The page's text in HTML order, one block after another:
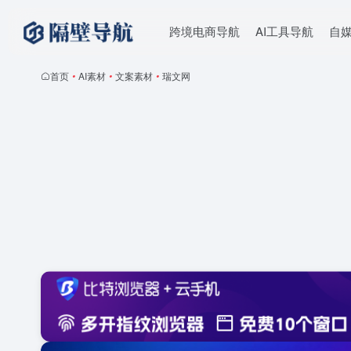
跨境电商导航 AI工具导航 自
首页 • AI素材 • 文案素材 • 瑞文网